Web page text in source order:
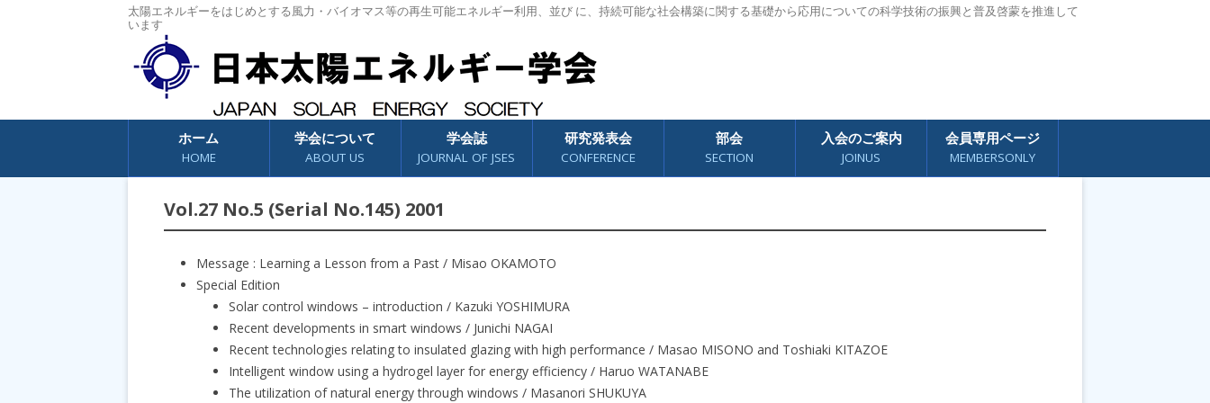
太陽エネルギーをはじめとする風力・バイオマス等の再生可能エネルギー利用、並び に、持続可能な社会構築に関する基礎から応用についての科学技術の振興と普及啓蒙を推進して
います
コンテンツへスキップ
ホーム
HOME
学会について
ABOUT US
学会誌
JOURNAL OF JSES
研究発表会
CONFERENCE
部会
SECTION
入会のご案内
JOINUS
会員専用ページ
MEMBERSONLY
Vol.27 No.5 (Serial No.145) 2001
Message : Learning a Lesson from a Past / Misao OKAMOTO
Special Edition
Solar control windows – introduction / Kazuki YOSHIMURA
Recent developments in smart windows / Junichi NAGAI
Recent technologies relating to insulated glazing with high performance / Masao MISONO and Toshiaki KITAZOE
Intelligent window using a hydrogel layer for energy efficiency / Haruo WATANABE
The utilization of natural energy through windows / Masanori SHUKUYA